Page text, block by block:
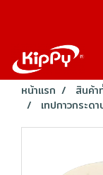
หน้าแรก สินค้
เทปกาวกระด